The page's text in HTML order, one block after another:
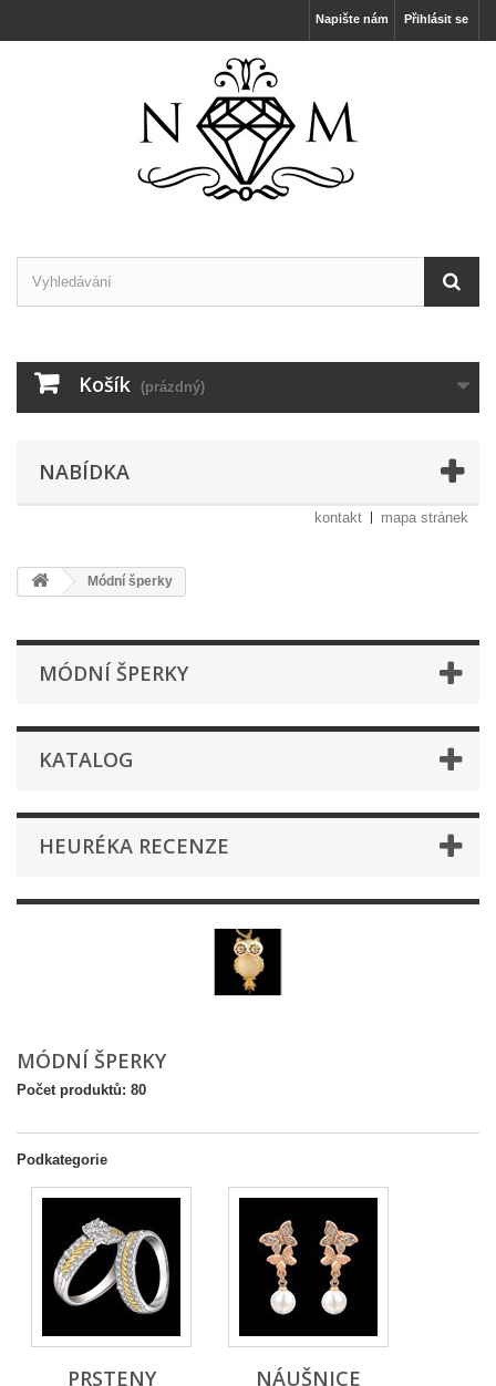
Přihlásit se
Napište nám
Košík (prázdný)
NABÍDKA
kontakt mapa stránek
Módní šperky
MÓDNÍ ŠPERKY
KATALOG
HEURÉKA RECENZE
MÓDNÍ ŠPERKY
Počet produktů: 80
Podkategorie
PRSTENY NÁUŠNICE